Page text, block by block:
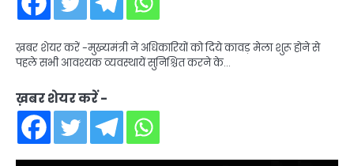
ख़बर शेयर करें -मुख्यमंत्री ने अधिकारियों को दिये कावड़ मेला शुरू होने से
पहले सभी आवश्यक व्यवस्थायें सुनिश्चित करने के…
ख़बर शेयर करें -